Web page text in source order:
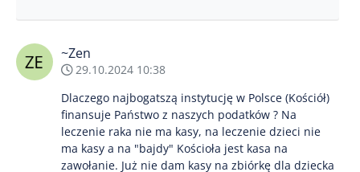
~Zen
29.10.2024 10:38
Dlaczego najbogatszą instytucję w Polsce (Kościół)
finansuje Państwo z naszych podatków ? Na
leczenie raka nie ma kasy, na leczenie dzieci nie
ma kasy a na "bajdy" Kościoła jest kasa na
zawołanie. Już nie dam kasy na zbiórkę dla dziecka